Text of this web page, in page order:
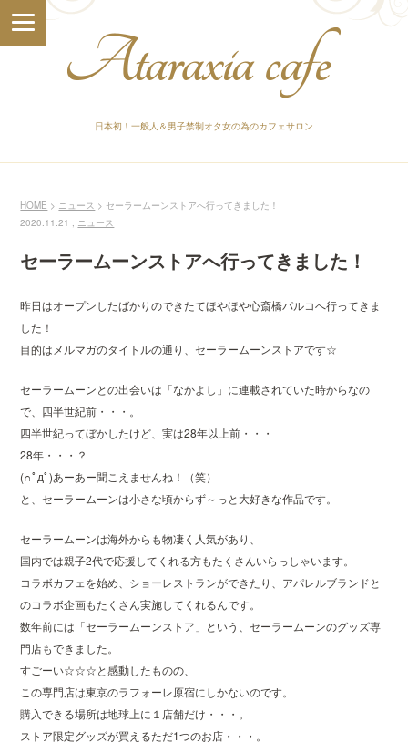
日本初！一般人＆男子禁制オタ女の為のカフェサロン
HOME ニュース
セーラームーンストアへ行ってきました！
2020.11.21 , ニュース
セーラームーンストアへ行ってきました！
昨日はオープンしたばかりのできたてほやほや心斎橋パルコへ行ってきま
した！
目的はメルマガのタイトルの通り、セーラームーンストアです☆
セーラームーンとの出会いは「なかよし」に連載されていた時からなの
で、四半世紀前・・・。
四半世紀ってぼかしたけど、実は28年以上前・・・
28年・・・？
(∩ﾟдﾟ)あーあー聞こえませんね！（笑）
と、セーラームーンは小さな頃からず～っと大好きな作品です。
セーラームーンは海外からも物凄く人気があり、
国内では親子2代で応援してくれる方もたくさんいらっしゃいます。
コラボカフェを始め、ショーレストランができたり、アパレルブランドと
のコラボ企画もたくさん実施してくれるんです。
数年前には「セーラームーンストア」という、セーラームーンのグッズ専
門店もできました。
すごーい☆☆☆と感動したものの、
この専門店は東京のラフォーレ原宿にしかないのです。
購入できる場所は地球上に１店舗だけ・・・。
ストア限定グッズが買えるただ1つのお店・・・。